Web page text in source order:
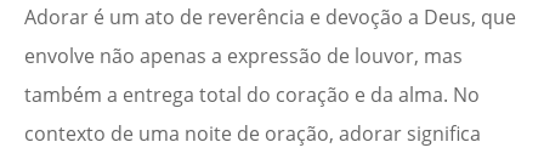
Adorar é um ato de reverência e devoção a Deus, que
envolve não apenas a expressão de louvor, mas
também a entrega total do coração e da alma. No
contexto de uma noite de oração, adorar significa